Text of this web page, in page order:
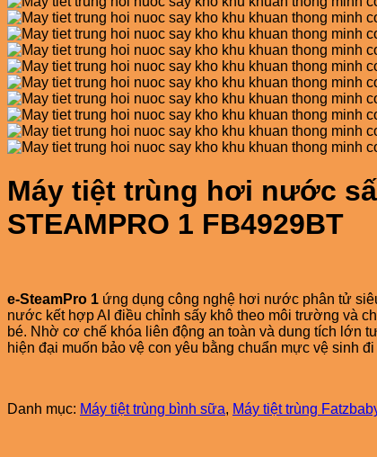
Máy tiệt trùng hơi nước
STEAMPRO 1 FB4929BT
e-SteamPro 1 ứng dụng công nghệ hơi nước phân tử
nước kết hợp AI điều chỉnh sấy khô theo môi trường và
bé. Nhờ cơ chế khóa liên động an toàn và dung tích lớn
hiện đại muốn bảo vệ con yêu bằng chuẩn mực vệ sinh
Danh mục: Máy tiệt trùng bình sữa, Máy tiệt trùng